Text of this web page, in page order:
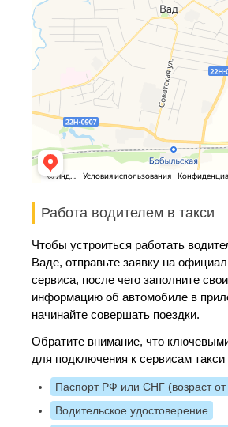
Работа водителем в такси
Чтобы устроиться работать
Ваде, отправьте заявку на
сервиса, после чего заполните
информацию об автомобиле в
начинайте совершать поездки.
Обратите внимание, что
для подключения к сервисам
Паспорт РФ или СНГ (возраст от
Водительское удостоверение